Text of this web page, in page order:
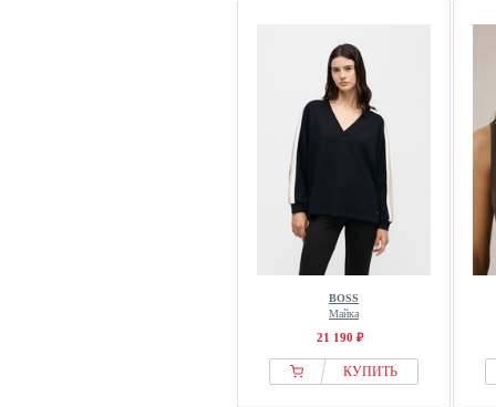
BOSS
Майка
21 190 ₽
КУПИТЬ